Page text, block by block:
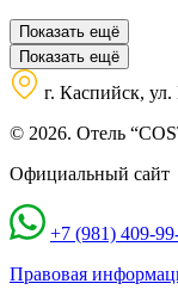
Показать ещё
Показать ещё
г. Каспийск,
© 2026. Отель
Официальный сайт
+7 (981) 409-
Правовая